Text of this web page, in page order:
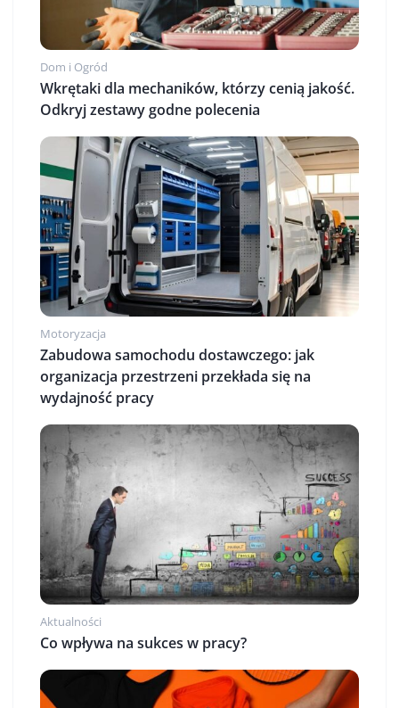
Dom i Ogród
Wkrętaki dla mechaników, którzy cenią jakość.
Odkryj zestawy godne polecenia
Motoryzacja
Zabudowa samochodu dostawczego: jak
organizacja przestrzeni przekłada się na
wydajność pracy
Aktualności
Co wpływa na sukces w pracy?